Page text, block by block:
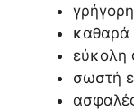
καθαρά
εύκολη
σωστή